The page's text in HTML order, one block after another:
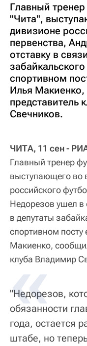
Главный
"Чита",
дивизионе
первенства,
отставку в
спортивном
Илья
представитель
Свечников.
ЧИТА, 11 сен -
Главный тренер
выступающего во
российского
Недорезов ушел в
в депутаты
спортивном посту
Макиенко,
клуба Владимир
"Недорезов,
обязанности
года, остается
штабе, но